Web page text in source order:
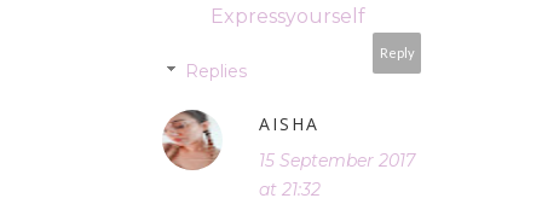
Expressyourself
Reply
Replies
AISHA
15 September 2017
at 21:32